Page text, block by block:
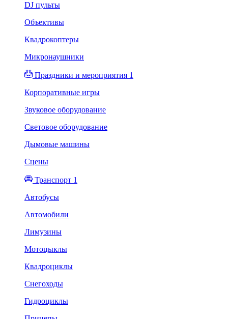
DJ пульты
Объективы
Квадрокоптеры
Микронаушники
Праздники и мероприятия 1
Корпоративные игры
Звуковое оборудование
Световое оборудование
Дымовые машины
Сцены
Транспорт 1
Автобусы
Автомобили
Лимузины
Мотоцыклы
Квадроциклы
Снегоходы
Гидроциклы